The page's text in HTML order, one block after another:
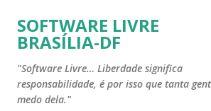
Pular para o conteúdo
SOFTWARE LIVRE
BRASÍLIA-DF
"Software Livre… Liberdade significa
responsabilidade, é por isso que tanta
medo dela."